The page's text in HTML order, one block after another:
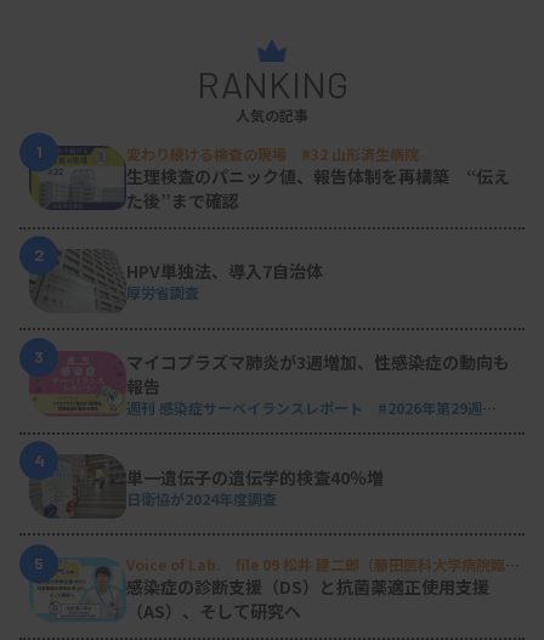
RANKING
人気の記事
1
変わり続ける検査の現場 #32 山形済生病院
生理検査のパニック値、報告体制を再構築 “伝え
た後”まで確認
2
HPV単独法、導入7自治体
厚労省調査
3
マイコプラズマ肺炎が3週増加、性感染症の動向も
報告
週刊 感染症サーベイランスレポート #2026年第29週
4
単一遺伝子の遺伝学的検査40％増
日衛協が2024年度調査
5
Voice of Lab. file 09 松井 建二郎（藤田医科大学病院臨床
検査部微生物遺伝子検査室）
感染症の診断支援（DS）と抗菌薬適正使用支援
（AS）、そして研究へ